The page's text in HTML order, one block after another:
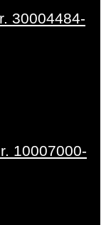
30004484-
10007000-